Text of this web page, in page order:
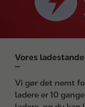
Vores
Vi gør det nemt
ladere er 10